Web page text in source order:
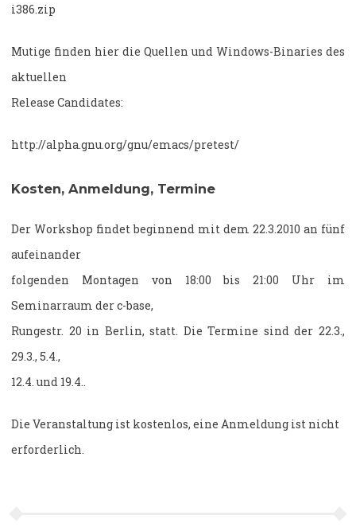
i386.zip
Mutige finden hier die Quellen und Windows-Binaries des
aktuellen
Release Candidates:
http://alpha.gnu.org/gnu/emacs/pretest/
Kosten, Anmeldung, Termine
Der Workshop findet beginnend mit dem 22.3.2010 an fünf
aufeinander
folgenden Montagen von 18:00 bis 21:00 Uhr im
Seminarraum der c-base,
Rungestr. 20 in Berlin, statt. Die Termine sind der 22.3.,
29.3., 5.4.,
12.4. und 19.4..
Die Veranstaltung ist kostenlos, eine Anmeldung ist nicht
erforderlich.